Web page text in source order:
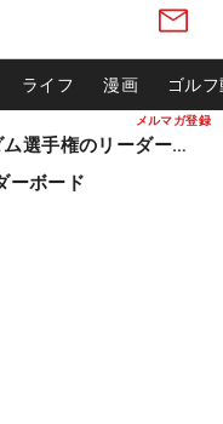
メルマガ登録
ライフ 漫画 ゴル
松山英樹ら出場 ウィンダム選手権のリーダーボード
ボード